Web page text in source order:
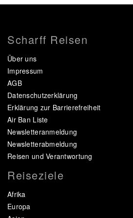
Scharff Reisen
Über uns
Impressum
AGB
Datenschutzerklärung
Erklärung zur Barrierefreiheit
Air Ban Liste
Newsletteranmeldung
Newsletterabmeldung
Reisen und Verantwortung
Reiseziele
Afrika
Europa